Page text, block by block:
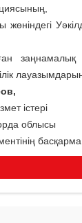
жөніндегі
заңнамалық
істері
облысы